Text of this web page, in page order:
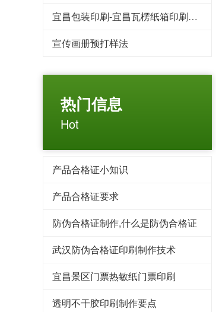
宜昌包装印刷-宜昌瓦楞纸箱印刷常见的原材料
宣传画册预打样法
热门信息
Hot
产品合格证小知识
产品合格证要求
防伪合格证制作,什么是防伪合格证
武汉防伪合格证印刷制作技术
宜昌景区门票热敏纸门票印刷
透明不干胶印刷制作要点